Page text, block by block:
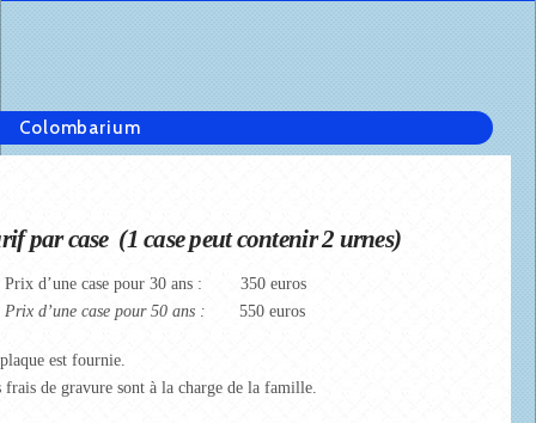
Colombarium
par case (1 case peut contenir 2 urnes)
d’une case pour 30 ans : 350 euros
d’une case pour 50 ans : 550 euros
est fournie.
frais de gravure sont à la charge de la famille.